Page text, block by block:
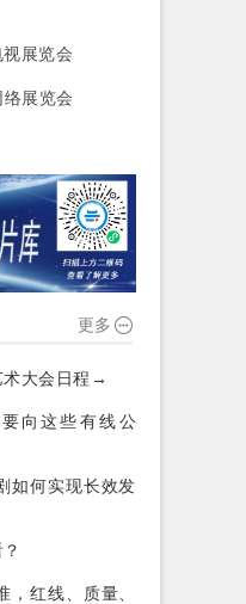
展览会
展览会
更多
术大会日程→
向这些有线公
如何实现长效发
红线、质量、